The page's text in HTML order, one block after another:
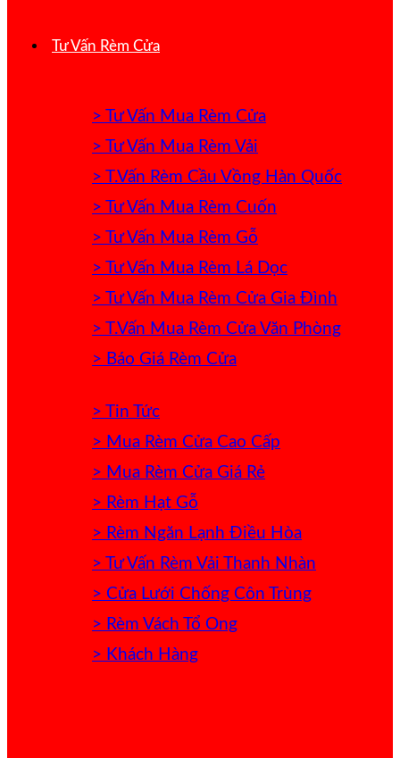
Tư Vấn Rèm Cửa
> Tư Vấn Mua Rèm Cửa
> Tư Vấn Mua Rèm Vải
> T.Vấn Rèm Cầu Vồng Hàn Quốc
> Tư Vấn Mua Rèm Cuốn
> Tư Vấn Mua Rèm Gỗ
> Tư Vấn Mua Rèm Lá Dọc
> Tư Vấn Mua Rèm Cửa Gia Đình
> T.Vấn Mua Rèm Cửa Văn Phòng
> Báo Giá Rèm Cửa
> Tin Tức
> Mua Rèm Cửa Cao Cấp
> Mua Rèm Cửa Giá Rẻ
> Rèm Hạt Gỗ
> Rèm Ngăn Lạnh Điều Hòa
> Tư Vấn Rèm Vải Thanh Nhàn
> Cửa Lưới Chống Côn Trùng
> Rèm Vách Tổ Ong
> Khách Hàng